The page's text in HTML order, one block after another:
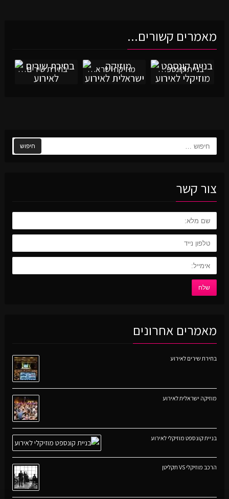
מאמרים קשורים...
בחירת שירים לאירוע מוזיקה ישראלית לאירוע בניית קונספט מוזיקלי לאירוע
חיפוש:
צור קשר
מאמרים אחרונים
בחירת שירים לאירוע
מוזיקה ישראלית לאירוע
בניית קונספט מוזיקלי לאירוע
הרכב מוזיקלי VS תקליטן